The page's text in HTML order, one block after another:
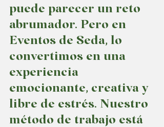
puede parecer un reto
abrumador. Pero en
Eventos de Seda, lo
convertimos en una
experiencia
emocionante, creativa y
libre de estrés. Nuestro
método de trabajo está